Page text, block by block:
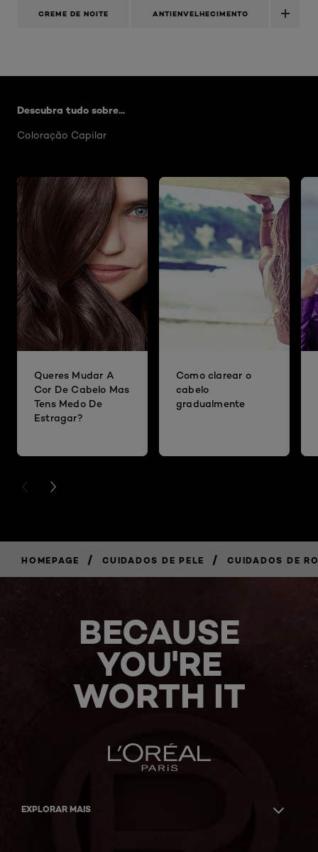
CREME DE NOITE ANTIENVELHECIMENTO
Descubra tudo sobre...
Coloração Capilar
Queres Mudar A
Cor De Cabelo Mas
Tens Medo De
Estragar?
Como clarear o
cabelo
gradualmente
PREVIOUS CARD
NEXT CARD
HOMEPAGE / CUIDADOS DE PELE / CUIDADOS DE
BECAUSE
YOU'RE
WORTH IT
EXPLORAR MAIS